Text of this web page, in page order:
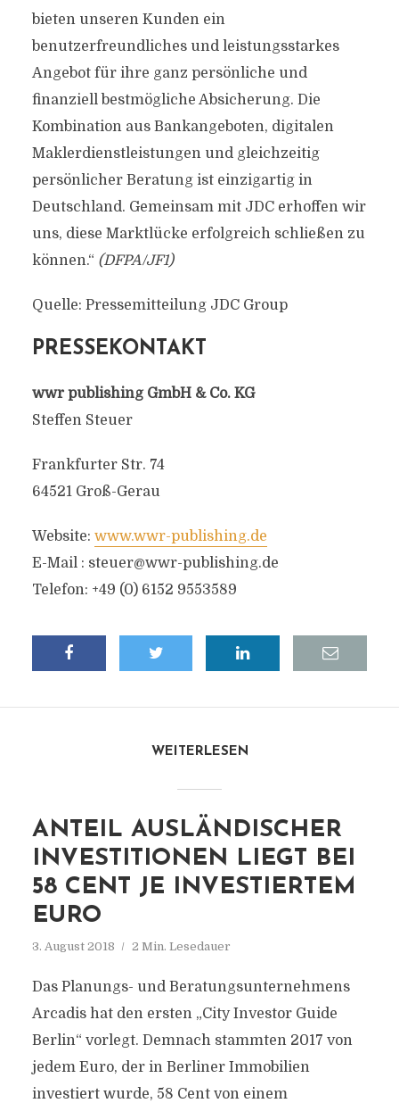
bieten unseren Kunden ein
benutzerfreundliches und leistungsstarkes
Angebot für ihre ganz persönliche und
finanziell bestmögliche Absicherung. Die
Kombination aus Bankangeboten, digitalen
Maklerdienstleistungen und gleichzeitig
persönlicher Beratung ist einzigartig in
Deutschland. Gemeinsam mit JDC erhoffen wir
uns, diese Marktlücke erfolgreich schließen zu
können.“ (DFPA/JF1)
Quelle: Pressemitteilung JDC Group
PRESSEKONTAKT
wwr publishing GmbH & Co. KG
Steffen Steuer
Frankfurter Str. 74
64521 Groß-Gerau
Website: www.wwr-publishing.de
E-Mail : steuer@wwr-publishing.de
Telefon: +49 (0) 6152 9553589
WEITERLESEN
ANTEIL AUSLÄNDISCHER
INVESTITIONEN LIEGT BEI
58 CENT JE INVESTIERTEM
EURO
3. August 2018 2 Min. Lesedauer
Das Planungs- und Beratungsunternehmens
Arcadis hat den ersten „City Investor Guide
Berlin“ vorlegt. Demnach stammten 2017 von
jedem Euro, der in Berliner Immobilien
investiert wurde, 58 Cent von einem